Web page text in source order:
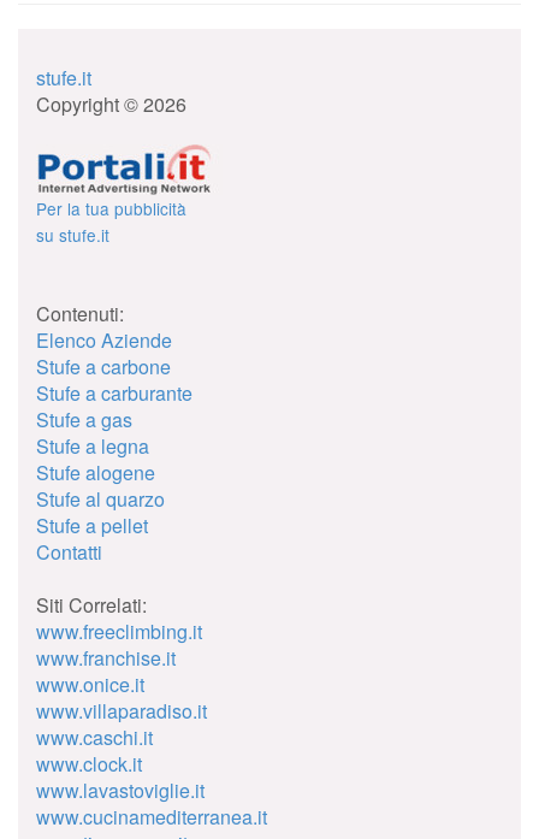
stufe.it
Copyright © 2026
Per la tua pubblicità
su stufe.it
Contenuti:
Elenco Aziende
Stufe a carbone
Stufe a carburante
Stufe a gas
Stufe a legna
Stufe alogene
Stufe al quarzo
Stufe a pellet
Contatti
Siti Correlati:
www.freeclimbing.it
www.franchise.it
www.onice.it
www.villaparadiso.it
www.caschi.it
www.clock.it
www.lavastoviglie.it
www.cucinamediterranea.it